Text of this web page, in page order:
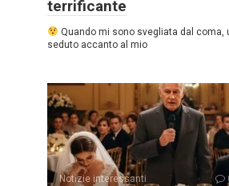
terrificante
Quando mi sono svegliata dal coma,
seduto accanto al mio
Notizie interessanti